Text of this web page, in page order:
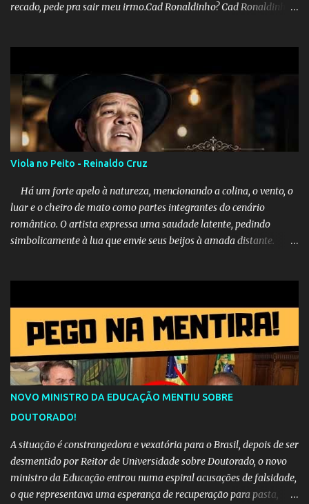
recado, pede pra sair meu irmo.Cad Ronaldinho? Cad Ronaldinho?
Viola no Peito - Reinaldo Cruz
Há um forte apelo à natureza, mencionando a colina, o vento, o
luar e o cheiro de mato como partes integrantes do cenário
romântico. O artista expressa uma saudade latente, pedindo
simbolicamente à lua que envie seus beijos à amada distante. A
que continuará esperando enquanto houver canções para entoar. A
obra conclui como uma promessa de fidelidade e esperança no
reencontro, unindo a tradição da viola com o sentimento universal
do amor. No geral, o vídeo apresenta uma narrativa lírica sobre a
persistência do afeto através do tempo e do espaço. YouTube
YouTube YouTube
NOVO MINISTRO DA EDUCAÇÃO MENTIU SOBRE
DOUTORADO!
A situação é constrangedora e vexatória para o Brasil, depois de ser
desmentido por Reitor de Universidade sobre Doutorado, o novo
ministro da Educação entrou numa espiral acusações de falsidade,
o que representava uma esperança de recuperação para pasta,